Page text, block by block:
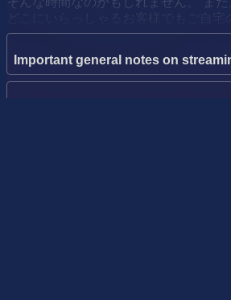
どこにいらっしゃるお客様でもご自
お手持ちのイヤホンやヘッドフォン
比）
Important general notes on